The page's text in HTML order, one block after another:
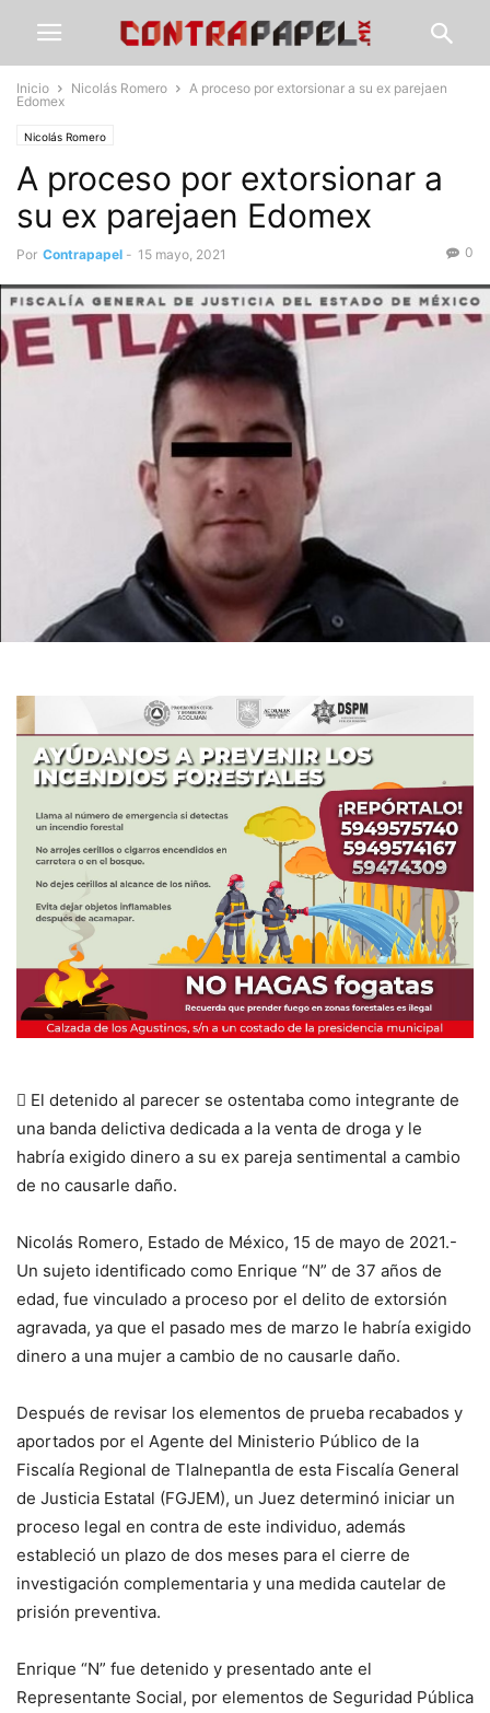
Inicio Nicolás Romero
A proceso por extorsionar a su ex parejaen
Edomex
Nicolás Romero
A proceso por extorsionar a
su ex parejaen Edomex
Por Contrapapel - 15 mayo, 2021 0
 El detenido al parecer se ostentaba como integrante de
una banda delictiva dedicada a la venta de droga y le
habría exigido dinero a su ex pareja sentimental a cambio
de no causarle daño.
Nicolás Romero, Estado de México, 15 de mayo de 2021.-
Un sujeto identificado como Enrique “N” de 37 años de
edad, fue vinculado a proceso por el delito de extorsión
agravada, ya que el pasado mes de marzo le habría exigido
dinero a una mujer a cambio de no causarle daño.
Después de revisar los elementos de prueba recabados y
aportados por el Agente del Ministerio Público de la
Fiscalía Regional de Tlalnepantla de esta Fiscalía General
de Justicia Estatal (FGJEM), un Juez determinó iniciar un
proceso legal en contra de este individuo, además
estableció un plazo de dos meses para el cierre de
investigación complementaria y una medida cautelar de
prisión preventiva.
Enrique “N” fue detenido y presentado ante el
Representante Social, por elementos de Seguridad Pública